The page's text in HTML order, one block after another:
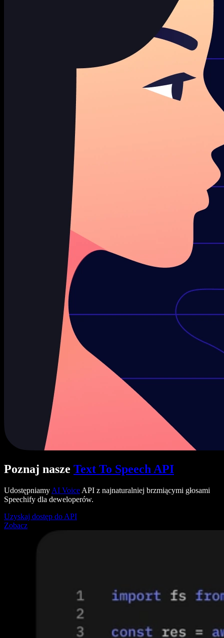
Poznaj nasze Text To Speech API
Udostępniamy AI Voice API z najnaturalniej brzmiącymi głosami
Speechify dla deweloperów.
Uzyskaj dostęp do API
Zobacz